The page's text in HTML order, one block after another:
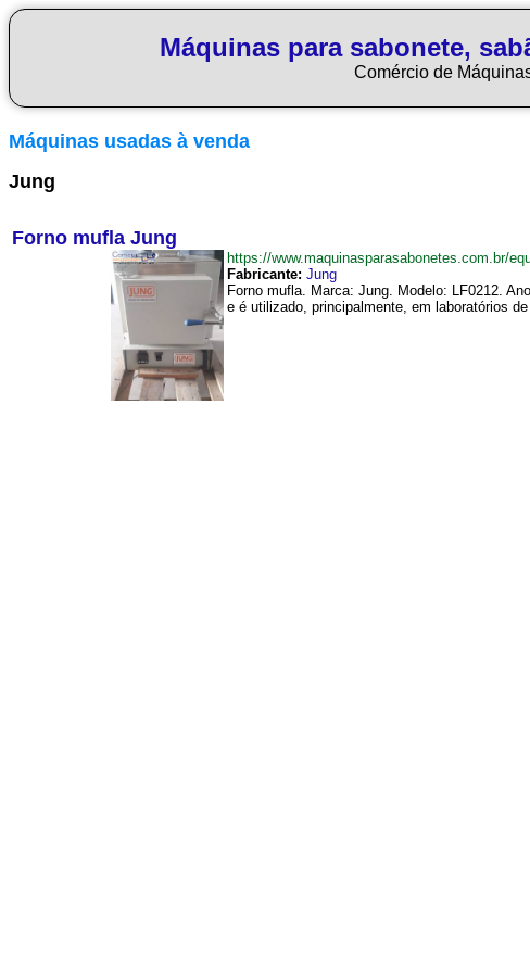
Máquinas para sabonete,
Comércio de
Máquinas usadas à venda
Jung
Forno mufla Jung
https://www.maquinasparasabonetes.com.br/
Fabricante: Jung
Forno mufla. Marca: Jung. Modelo: LF0212.
e é utilizado, principalmente, em laboratórios